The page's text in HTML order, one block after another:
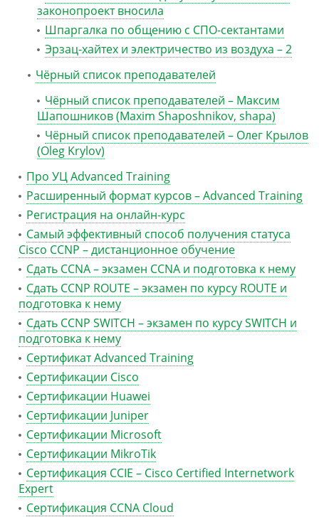
законопроект вносила
Шпаргалка по общению с СПО-сектантами
Эрзац-хайтех и электричество из воздуха – 2
Чёрный список преподавателей
Чёрный список преподавателей – Максим
Шапошников (Maxim Shaposhnikov, shapa)
Чёрный список преподавателей – Олег Крылов
(Oleg Krylov)
Про УЦ Advanced Training
Расширенный формат курсов – Advanced Training
Регистрация на онлайн-курс
Самый эффективный способ получения статуса
Cisco CCNP – дистанционное обучение
Сдать CCNA – экзамен CCNA и подготовка к нему
Сдать CCNP ROUTE – экзамен по курсу ROUTE и
подготовка к нему
Сдать CCNP SWITCH – экзамен по курсу SWITCH и
подготовка к нему
Сертификат Advanced Training
Сертификации Cisco
Сертификации Huawei
Сертификации Juniper
Сертификации Microsoft
Сертификации MikroTik
Сертификация CCIE – Cisco Certified Internetwork
Expert
Сертификация CCNA Cloud